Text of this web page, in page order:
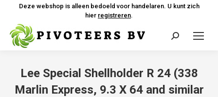
Deze webshop is alleen bedoeld voor handelaren. U kunt zich
hier registreren.
Zoeken:
Lee Special Shellholder R 24 (338
Marlin Express, 9.3 X 64 and similar